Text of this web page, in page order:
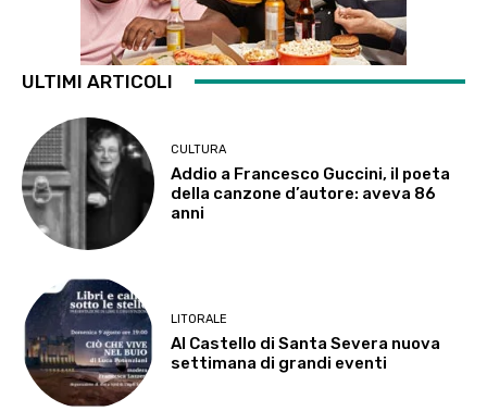
ULTIMI ARTICOLI
CULTURA
Addio a Francesco Guccini, il poeta
della canzone d’autore: aveva 86
anni
LITORALE
Al Castello di Santa Severa nuova
settimana di grandi eventi